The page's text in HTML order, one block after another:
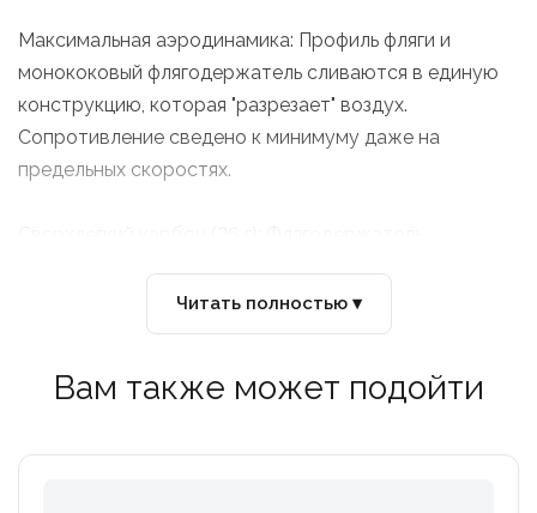
Максимальная аэродинамика: Профиль фляги и
монококовый флягодержатель сливаются в единую
конструкцию, которая "разрезает" воздух.
Сопротивление сведено к минимуму даже на
предельных скоростях.
армированного углеродным волокном. Он
обеспечивает "каменную" фиксацию фляги при весе
мл) и спортивный клапан push-pull гарантируют
Читать полностью ▾
Вам также может подойти